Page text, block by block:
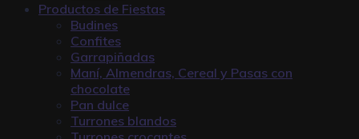
Productos de Fiestas
Budines
Confites
Garrapiñadas
Maní, Almendras, Cereal y Pasas con
chocolate
Pan dulce
Turrones blandos